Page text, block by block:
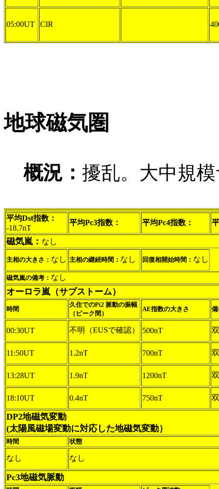
05:00UT CIR
地球磁気圏
概況： 擾乱。大中規
平均Dst指数：
-18.7nT
平均Pc3指数： 平均Pc4指数：
磁気嵐： なし
主相の大きさ： なし 主相の継続時間： なし 回復相開始時間： なし
磁気嵐の備考： なし
オーロラ嵐（サブストーム）
時間
久住でのPi2 脈動の振幅
（ピーク間）
AE指数の大きさ
00:30UT 不明（EUSで確認） 500nT
11:50UT 1.2nT 700nT
13:28UT 1.9nT 1200nT
18:10UT 0.4nT 750nT
DP2地磁気変動
(太陽風磁場変動に対応した地磁気変動）
時間 状態
なし なし
Pc3地磁気脈動